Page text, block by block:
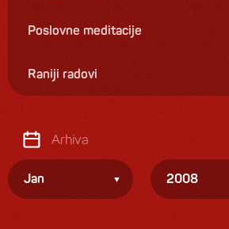
Poslovne meditacije
Raniji radovi
Arhiva
Jan 2008